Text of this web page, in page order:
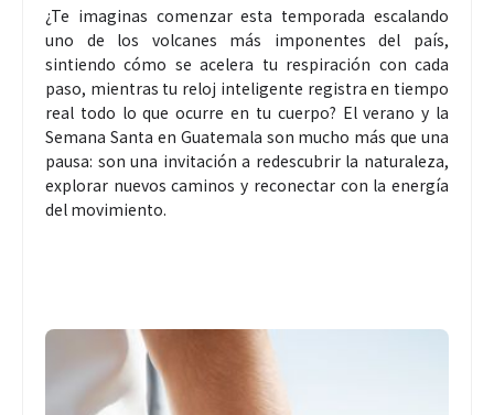
¿Te imaginas comenzar esta temporada escalando
uno de los volcanes más imponentes del país,
sintiendo cómo se acelera tu respiración con cada
paso, mientras tu reloj inteligente registra en tiempo
real todo lo que ocurre en tu cuerpo? El verano y la
Semana Santa en Guatemala son mucho más que una
pausa: son una invitación a redescubrir la naturaleza,
explorar nuevos caminos y reconectar con la energía
del movimiento.